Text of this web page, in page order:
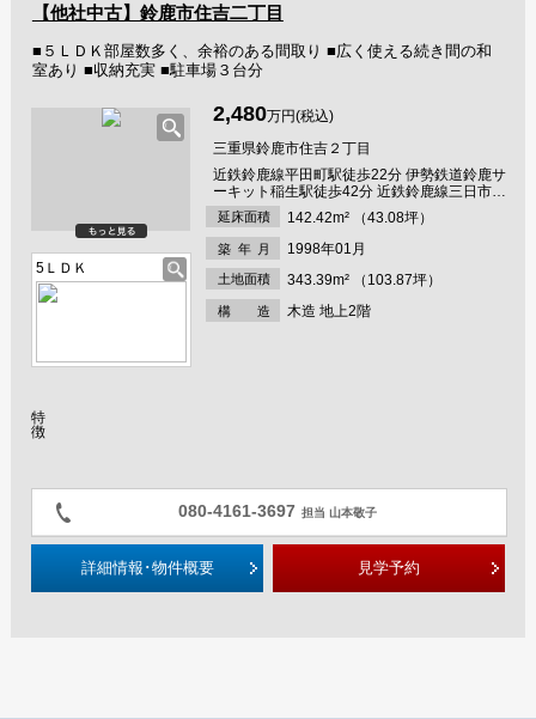
【他社中古】鈴鹿市住吉二丁目
■５ＬＤＫ部屋数多く、余裕のある間取り ■広く使える続き間の和
室あり ■収納充実 ■駐車場３台分
5ＬＤＫ
2,480万円(税込)
三重県鈴鹿市住吉２丁目
近鉄鈴鹿線平田町駅徒歩22分 伊勢鉄道鈴鹿サ
ーキット稲生駅徒歩42分 近鉄鈴鹿線三日市駅
徒歩45分
延床面積 142.42m² （43.08坪）
築年 月 1998年01月
土地面積 343.39m² （103.87坪）
構 造 木造 地上2階
特
徴
080-4161-3697 担当 山本敬子
詳細情報･物件概要 見学予約